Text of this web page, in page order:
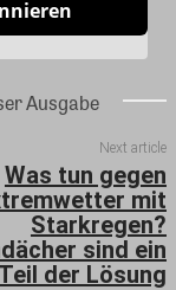
Ausgabe
Next article
Was tun gegen
mit
Starkregen?
sind ein
Teil der Lösung